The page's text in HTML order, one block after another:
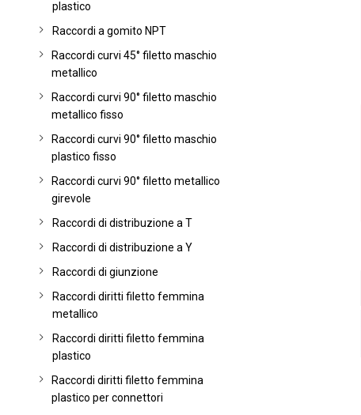
plastico
Raccordi a gomito NPT
Raccordi curvi 45° filetto maschio
metallico
Raccordi curvi 90° filetto maschio
metallico fisso
Raccordi curvi 90° filetto maschio
plastico fisso
Raccordi curvi 90° filetto metallico
girevole
Raccordi di distribuzione a T
Raccordi di distribuzione a Y
Raccordi di giunzione
Raccordi diritti filetto femmina
metallico
Raccordi diritti filetto femmina
plastico
Raccordi diritti filetto femmina
plastico per connettori